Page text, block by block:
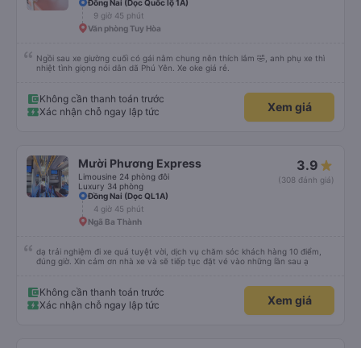
Đồng Nai (Dọc Quốc lộ 1A)
9 giờ 45 phút
Văn phòng Tuy Hòa
Ngồi sau xe giường cuối có gái nằm chung nên thích lắm 🤣, anh phụ xe thì
nhiệt tình giọng nói dân dã Phú Yên. Xe oke giá rẻ.
Không cần thanh toán trước
Xác nhận chỗ ngay lập tức
Xem giá
Mười Phương Express
Limousine 24 phòng đôi
Luxury 34 phòng
3.9
(308 đánh giá)
Đồng Nai (Dọc QL1A)
4 giờ 45 phút
Ngã Ba Thành
dạ trải nghiệm đi xe quá tuyệt vời, dịch vụ chăm sóc khách hàng 10 điểm,
đúng giờ. Xin cảm ơn nhà xe và sẽ tiếp tục đặt vé vào những lần sau ạ
Không cần thanh toán trước
Xác nhận chỗ ngay lập tức
Xem giá